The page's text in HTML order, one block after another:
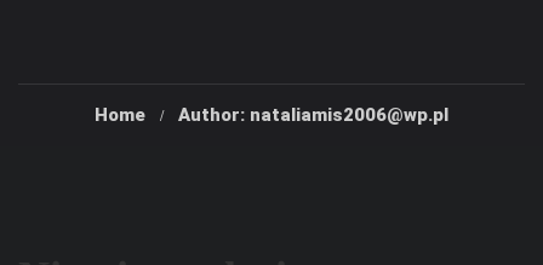
Home Author: nataliamis2006@wp.pl